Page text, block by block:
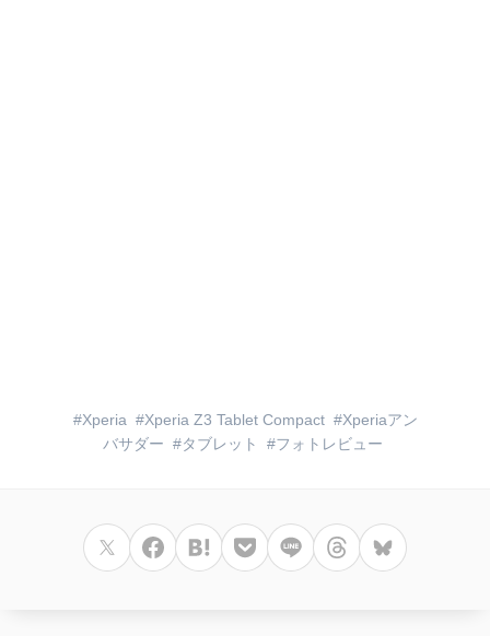
Xperia Xperia Z3 Tablet Compact
Xperiaアン
バサダー
タブレット フォトレビュー